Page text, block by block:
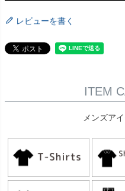
レビューを書く
ITEM
メンズア